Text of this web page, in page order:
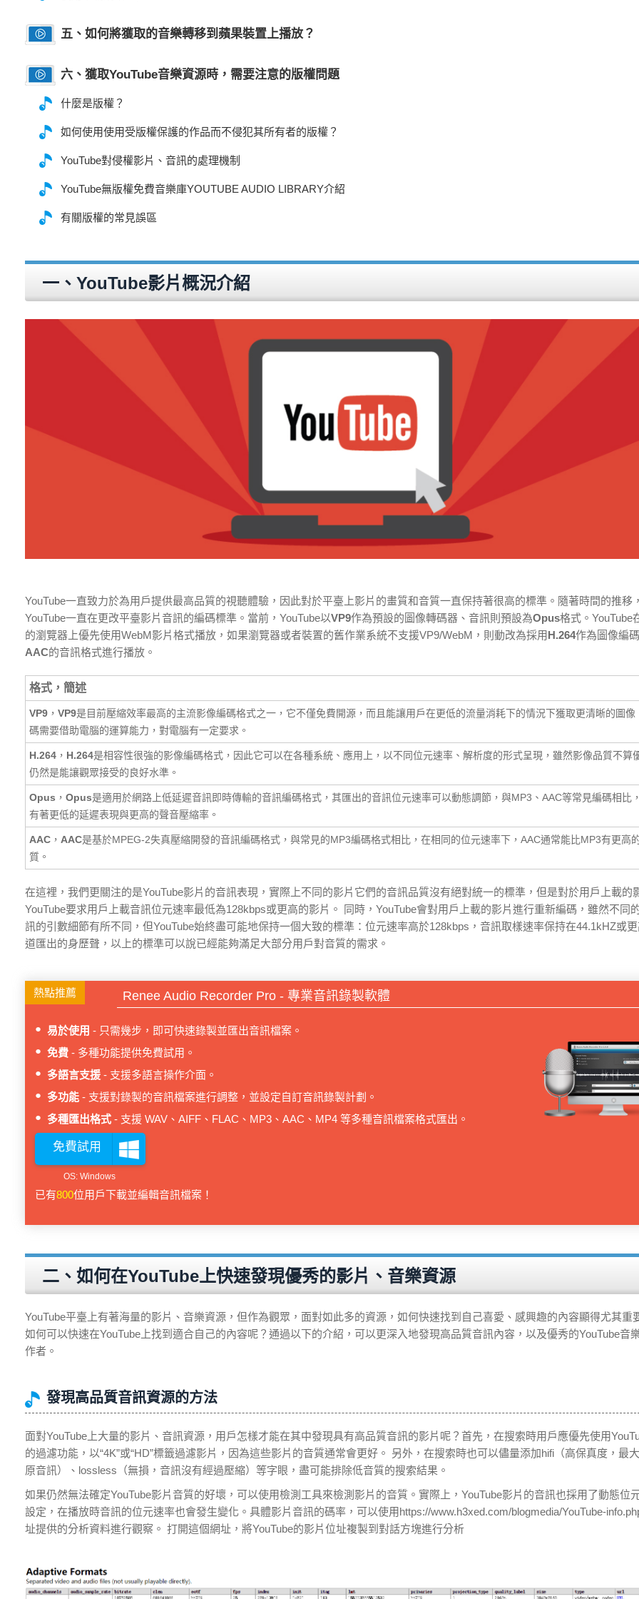
五、如何將獲取的音樂轉移到蘋果裝置上播放？
六、獲取YouTube音樂資源時，需要注意的版權問題
什麼是版權？
如何使用使用受版權保護的作品而不侵犯其所有者的版權？
YouTube對侵權影片、音訊的處理機制
YouTube無版權免費音樂庫YOUTUBE AUDIO LIBRARY介紹
有關版權的常見誤區
一、YouTube影片概況介紹
YouTube一直致力於為用戶提供最高品質的視聽體驗，因此對於平臺上影片的畫質和音質一直保持著很高的標準。隨著時間的推移，
YouTube一直在更改平臺影片音訊的編碼標準。當前，YouTube以VP9作為預設的圖像轉碼器、音訊則預設為Opus格式。YouTube
的瀏覽器上優先使用WebM影片格式播放，如果瀏覽器或者裝置的舊作業系統不支援VP9/WebM，則動改為採用 H.264作為圖像編碼
AAC的音訊格式進行播放。
格式，簡述
VP9 ， VP9是目前壓縮效率最高的主流影像編碼格式之一，它不僅免費開源，而且能讓用戶在更低的流量消耗下的情況下獲取更清晰的圖像
碼需要借助電腦的運算能力，對電腦有一定要求。
H.264 ， H.264是相容性很強的影像編碼格式，因此它可以在各種系統、應用上，以不同位元速率、解析度的形式呈現，雖然影像品質不算
仍然是能讓觀眾接受的良好水準。
Opus ， Opus是適用於網路上低延遲音訊即時傳輸的音訊編碼格式，其匯出的音訊位元速率可以動態調節，與MP3、AAC等常見編碼相比
有著更低的延遲表現與更高的聲音壓縮率。
AAC ， AAC是基於MPEG-2失真壓縮開發的音訊編碼格式，與常見的MP3編碼格式相比，在相同的位元速率下，AAC通常能比MP3有更高
質。
在這裡，我們更關注的是YouTube影片的音訊表現，實際上不同的影片它們的音訊品質沒有絕對統一的標準，但是對於用戶上載的
YouTube要求用戶上載音訊位元速率最低為128kbps或更高的影片。 同時，YouTube會對用戶上載的影片進行重新編碼，雖然不同
訊的引數細節有所不同，但YouTube始終盡可能地保持一個大致的標準：位元速率高於128kbps，音訊取樣速率保持在44.1kHZ或
道匯出的身歷聲，以上的標準可以說已經能夠滿足大部分用戶對音質的需求。
熱點推薦 Renee Audio Recorder Pro - 專業音訊錄製軟體
易於使用
只需幾步，即可快速錄製並匯出音訊檔案。
免費
多種功能提供免費試用。
多語言支援
支援多語言操作介面。
多功能
支援對錄製的音訊檔案進行調整，並設定自訂音訊錄製計劃。
多種匯出格式
支援 WAV、AIFF、FLAC、MP3、AAC、MP4 等多種音訊檔案格式匯出。
免費試用
已有800位用戶下載並編輯音訊檔案！
二、如何在YouTube上快速發現優秀的影片、音樂資源
YouTube平臺上有著海量的影片、音樂資源，但作為觀眾，面對如此多的資源，如何快速找到自己喜愛、感興趣的內容顯得尤其重
如何可以快速在YouTube上找到適合自己的內容呢？通過以下的介紹，可以更深入地發現高品質音訊內容，以及優秀的YouTube音
作者。
發現高品質音訊資源的方法
面對YouTube上大量的影片、音訊資源，用戶怎樣才能在其中發現具有高品質音訊的影片呢？首先，在搜索時用戶應優先使用
的過濾功能，以“4K”或“HD”標籤過濾影片，因為這些影片的音質通常會更好。 另外，在搜索時也可以儘量添加hifi（高保真度，最
原音訊）、lossless（無損，音訊沒有經過壓縮）等字眼，盡可能排除低音質的搜索結果。
如果仍然無法確定YouTube影片音質的好壞，可以使用檢測工具來檢測影片的音質。實際上，YouTube影片的音訊也採用了動態位
設定，在播放時音訊的位元速率也會發生變化。具體影片音訊的碼率，可以使用https://www.h3xed.com/blogmedia/YouTube-
址提供的分析資料進行觀察。 打開這個網址，將YouTube的影片位址複製到對話方塊進行分析